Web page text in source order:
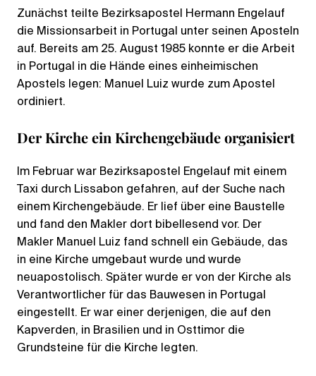
Zunächst teilte Bezirksapostel Hermann Engelauf
die Missionsarbeit in Portugal unter seinen Aposteln
auf. Bereits am 25. August 1985 konnte er die Arbeit
in Portugal in die Hände eines einheimischen
Apostels legen: Manuel Luiz wurde zum Apostel
ordiniert.
Der Kirche ein Kirchengebäude organisiert
Im Februar war Bezirksapostel Engelauf mit einem
Taxi durch Lissabon gefahren, auf der Suche nach
einem Kirchengebäude. Er lief über eine Baustelle
und fand den Makler dort bibellesend vor. Der
Makler Manuel Luiz fand schnell ein Gebäude, das
in eine Kirche umgebaut wurde und wurde
neuapostolisch. Später wurde er von der Kirche als
Verantwortlicher für das Bauwesen in Portugal
eingestellt. Er war einer derjenigen, die auf den
Kapverden, in Brasilien und in Osttimor die
Grundsteine für die Kirche legten.